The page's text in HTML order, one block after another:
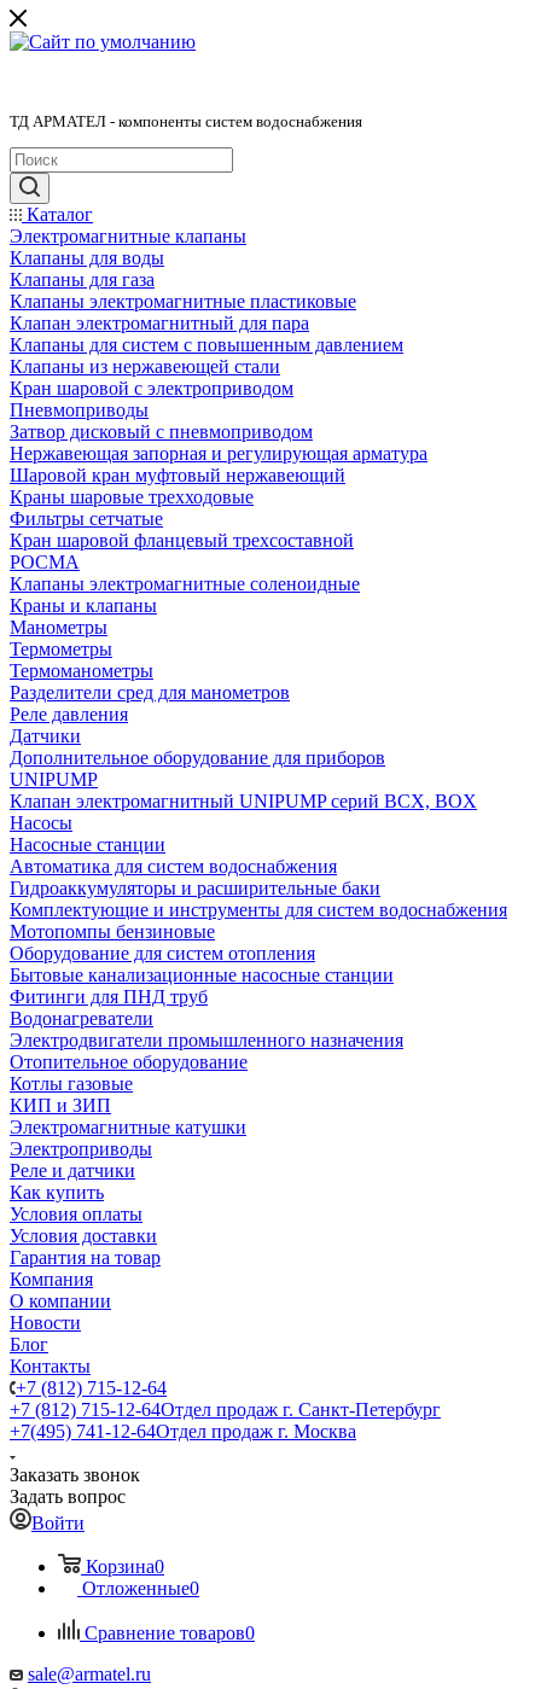
ТД АРМАТЕЛ - компоненты систем водоснабжения
Каталог
Электромагнитные клапаны
Клапаны для воды
Клапаны для газа
Клапаны электромагнитные пластиковые
Клапан электромагнитный для пара
Клапаны для систем с повышенным давлением
Клапаны из нержавеющей стали
Кран шаровой с электроприводом
Пневмоприводы
Затвор дисковый с пневмоприводом
Нержавеющая запорная и регулирующая арматура
Шаровой кран муфтовый нержавеющий
Краны шаровые трехходовые
Фильтры сетчатые
Кран шаровой фланцевый трехсоставной
РОСМА
Клапаны электромагнитные соленоидные
Краны и клапаны
Манометры
Термометры
Термоманометры
Разделители сред для манометров
Реле давления
Датчики
Дополнительное оборудование для приборов
UNIPUMP
Клапан электромагнитный UNIPUMP серий BCX, BOX
Насосы
Насосные станции
Автоматика для систем водоснабжения
Гидроаккумуляторы и расширительные баки
Комплектующие и инструменты для систем водоснабжения
Мотопомпы бензиновые
Оборудование для систем отопления
Бытовые канализационные насосные станции
Фитинги для ПНД труб
Водонагреватели
Электродвигатели промышленного назначения
Отопительное оборудование
Котлы газовые
КИП и ЗИП
Электромагнитные катушки
Электроприводы
Реле и датчики
Как купить
Условия оплаты
Условия доставки
Гарантия на товар
Компания
О компании
Новости
Блог
Контакты
+7 (812) 715-12-64
+7 (812) 715-12-64Отдел продаж г. Санкт-Петербург
+7(495) 741-12-64Отдел продаж г. Москва
Заказать звонок
Задать вопрос
Войти
Корзина0
Отложенные0
Сравнение товаров0
sale@armatel.ru